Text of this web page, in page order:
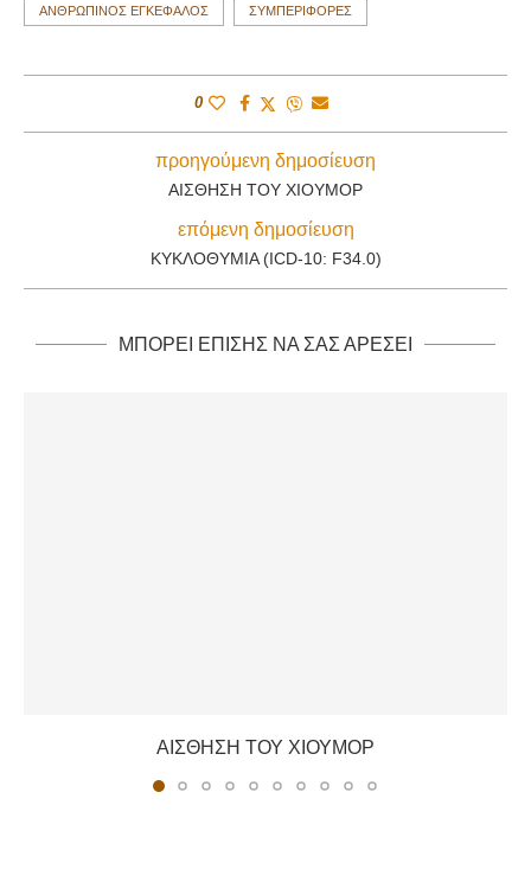
ΑΝΘΡΏΠΙΝΟΣ ΕΓΚΈΦΑΛΟΣ ΣΥΜΠΕΡΙΦΟΡΈΣ
0
προηγούμενη δημοσίευση
ΑΊΣΘΗΣΗ ΤΟΥ ΧΙΟΎΜΟΡ
επόμενη δημοσίευση
ΚΥΚΛΟΘΥΜΊΑ (ICD-10: F34.0)
ΜΠΟΡΕΊ ΕΠΊΣΗΣ ΝΑ ΣΑΣ ΑΡΈΣΕΙ
ΑΊΣΘΗΣΗ ΤΟΥ ΧΙΟΎΜΟΡ